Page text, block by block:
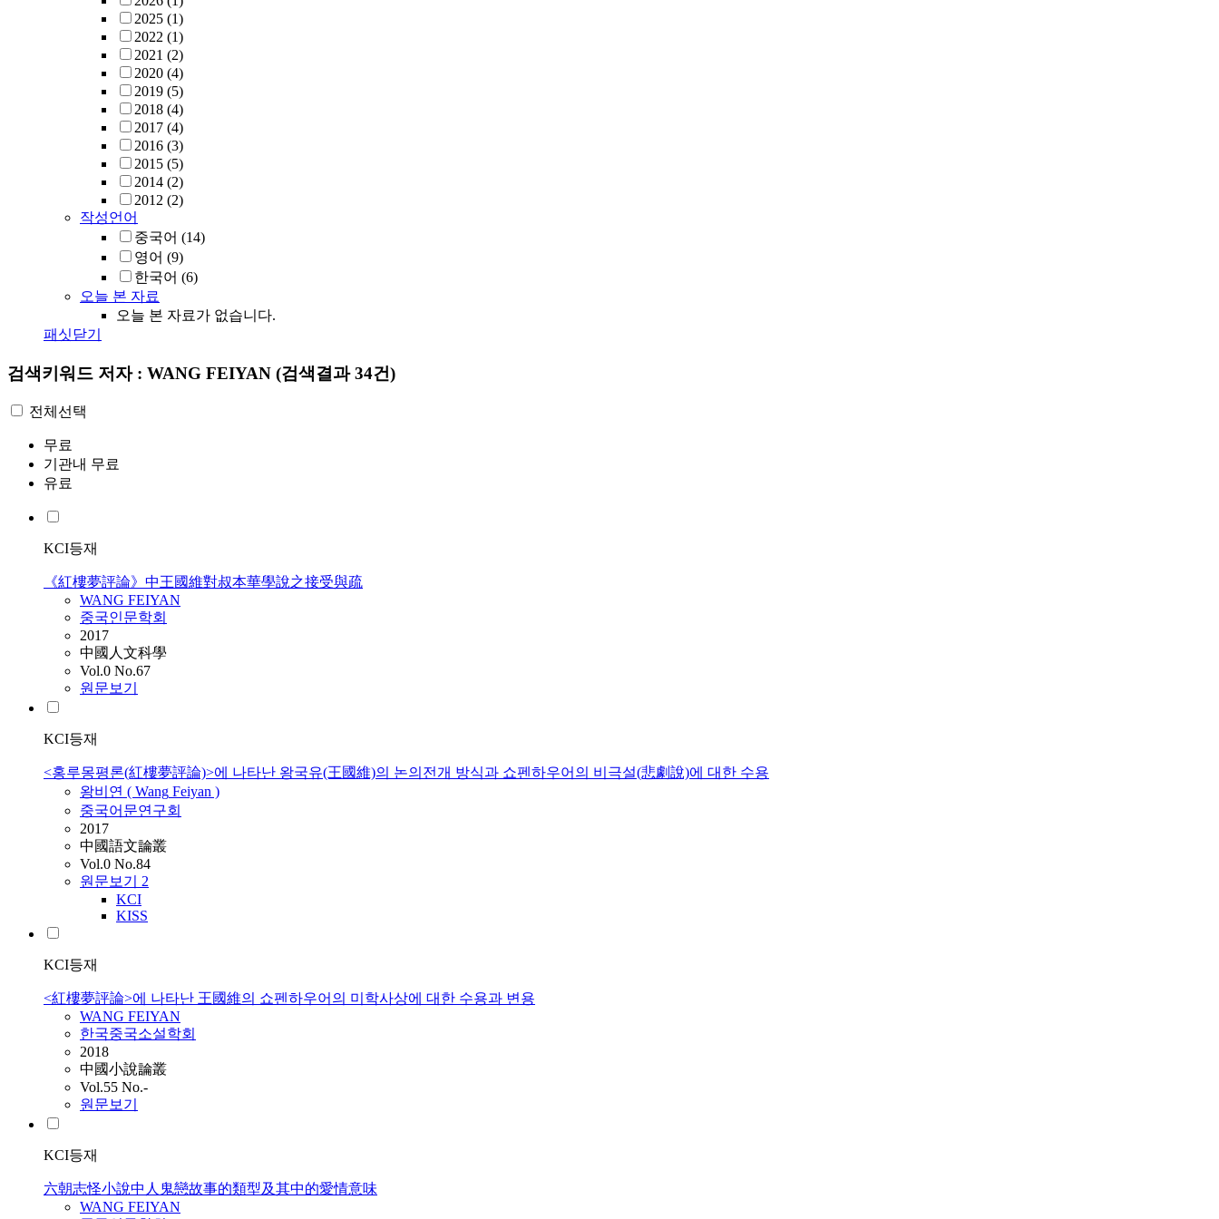
2025 (1)
2022 (1)
2021 (2)
2020 (4)
2019 (5)
2018 (4)
2017 (4)
2016 (3)
2015 (5)
2014 (2)
2012 (2)
작성언어
중국어 (14)
영어 (9)
한국어 (6)
오늘 본 자료
오늘 본 자료가 없습니다.
패싯닫기
검색키워드 저자 : WANG FEIYAN (검색결과 34건)
전체선택
무료
기관내 무료
유료
KCI등재
《紅樓夢評論》中王國維對叔本華學說之接受與疏
WANG FEIYAN
중국인문학회
2017
中國人文科學
Vol.0 No.67
원문보기
KCI등재
<홍루몽평론(紅樓夢評論)>에 나타난 왕국유(王國維)의 논의전개 방식과 쇼펜하우어의 비극설(悲劇說)에 대한 수용
왕비연 ( Wang Feiyan )
중국어문연구회
2017
中國語文論叢
Vol.0 No.84
원문보기 2
KCI
KISS
KCI등재
<紅樓夢評論>에 나타난 王國維의 쇼펜하우어의 미학사상에 대한 수용과 변용
WANG FEIYAN
한국중국소설학회
2018
中國小說論叢
Vol.55 No.-
원문보기
KCI등재
六朝志怪小說中人鬼戀故事的類型及其中的愛情意味
WANG FEIYAN